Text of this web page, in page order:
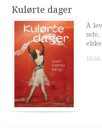
Kulørte dager
Å